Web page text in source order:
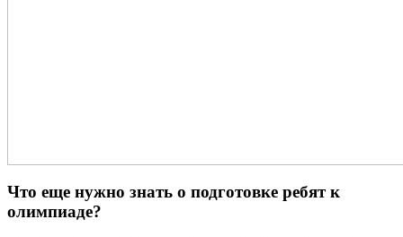
Что еще нужно знать о подготовке ребят к
олимпиаде?